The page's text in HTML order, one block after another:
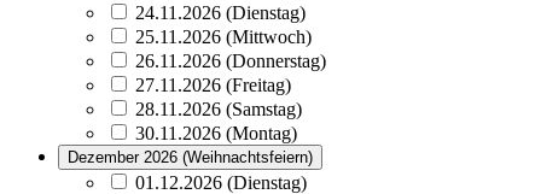
24.11.2026 (Dienstag)
25.11.2026 (Mittwoch)
26.11.2026 (Donnerstag)
27.11.2026 (Freitag)
28.11.2026 (Samstag)
30.11.2026 (Montag)
Dezember 2026 (Weihnachtsfeiern)
01.12.2026 (Dienstag)